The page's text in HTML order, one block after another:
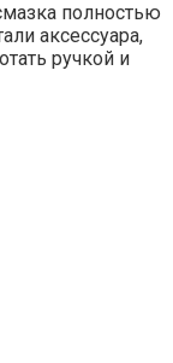
полностью
аксессуара,
ручкой и